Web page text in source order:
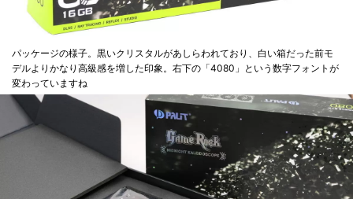
パッケージの様子。黒いクリスタルがあしらわれており、白い箱だった前モ
デルよりかなり高級感を増した印象。右下の「4080」という数字フォントが
変わっていますね